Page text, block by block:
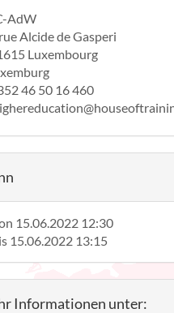
AdW
Alcide de Gasperi
Luxembourg
46 50 16 460
15.06.2022 12:30
15.06.2022 13:15
Informationen unter: